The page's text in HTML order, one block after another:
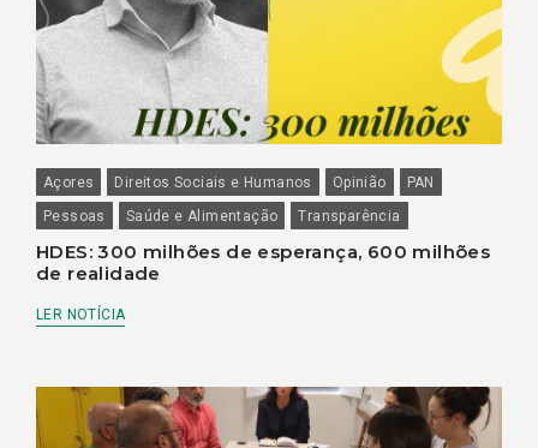
Açores Direitos Sociais e Humanos Opinião
PAN
Pessoas
Saúde e Alimentação Transparência
HDES: 300 milhões de esperança, 600 milhões
de realidade
LER NOTÍCIA